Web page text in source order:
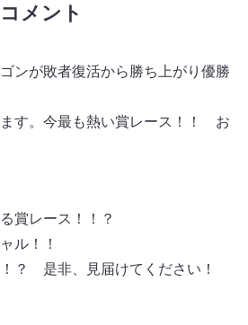
メント
ンが敗者復活から勝ち上がり優勝
す。今最も熱い賞レース！！ お
賞レース！！？
ル！！
？ 是非、見届けてください！